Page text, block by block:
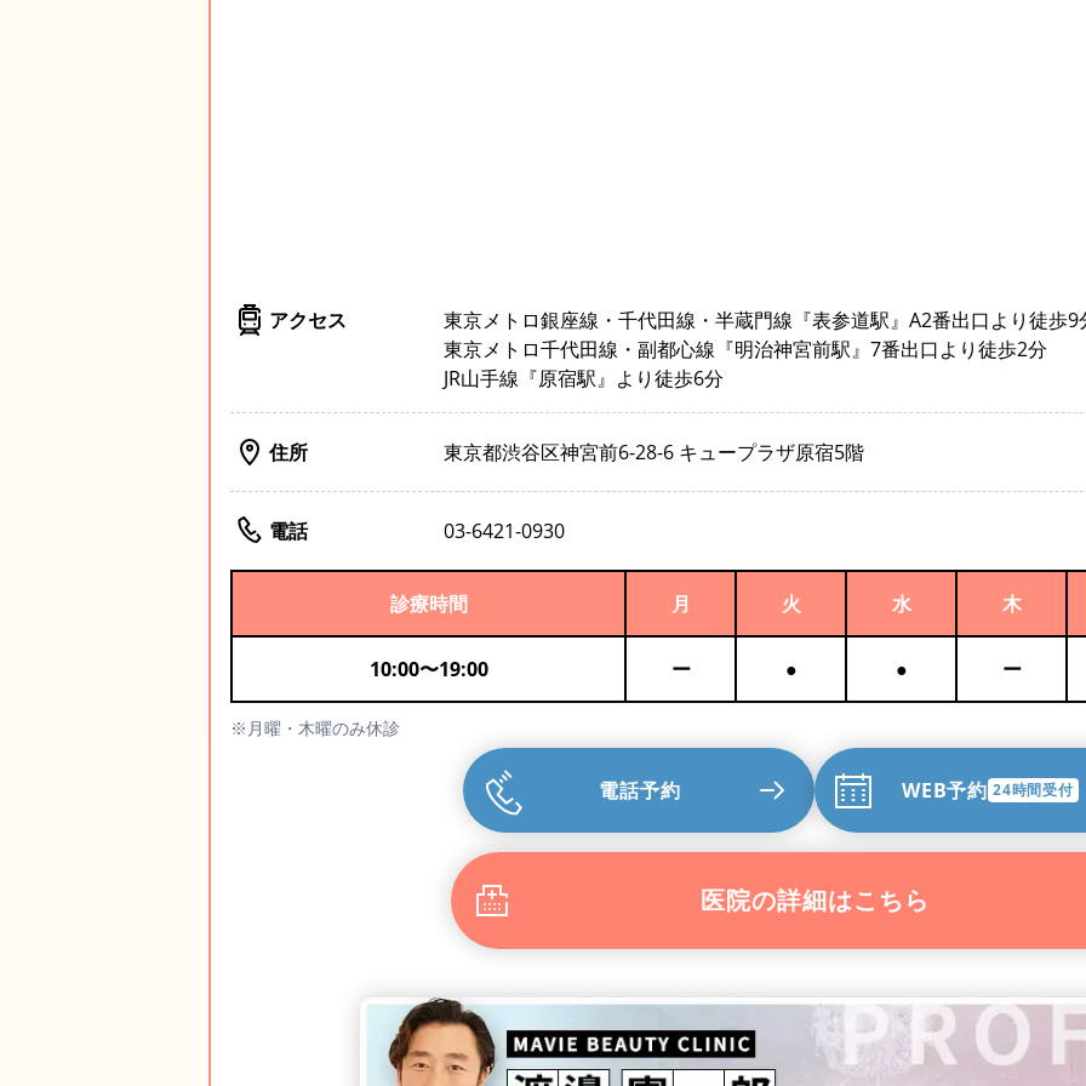
アクセス
東京メトロ銀座線・千代田線・半蔵門線『表参道駅』A2番出口より徒歩9
東京メトロ千代田線・副都心線『明治神宮前駅』7番出口より徒歩2分
JR山手線『原宿駅』より徒歩6分
住所 東京都渋谷区神宮前6-28-6 キュープラザ原宿5階
電話 03-6421-0930
診療時間 月 火 水 木
10:00〜19:00 ー ● ● ー
※月曜・木曜のみ休診
電話予約 WEB予約 24時間受付
医院の詳細はこちら